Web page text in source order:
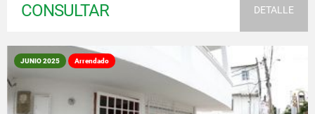
CONSULTAR DETALLE
JUNIO 2025 Arrendado